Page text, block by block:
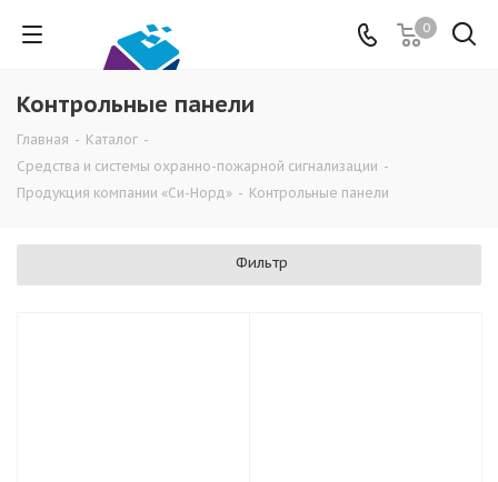
0
Контрольные панели
Главная - Каталог -
Средства и системы охранно-пожарной сигнализации -
Продукция компании «Си-Норд» - Контрольные панели
Фильтр